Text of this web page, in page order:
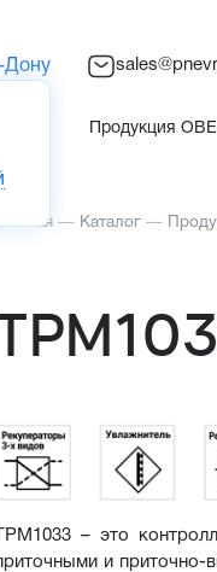
Дону
Продукция
— Каталог —
– это
и приточно-